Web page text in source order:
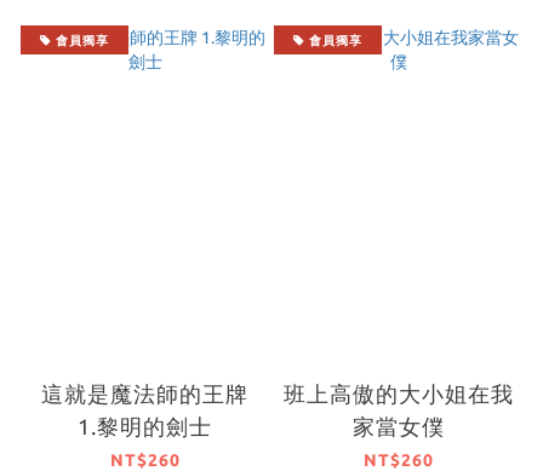
會員獨享
這就是魔法師的王牌
1.黎明的劍士
NT$260
會員獨享
班上高傲的大小姐在我
家當女僕
NT$260